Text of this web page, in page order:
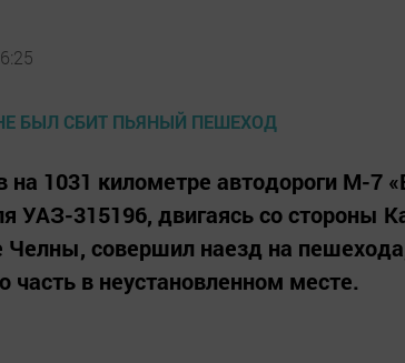
на 1031 километре автодороги М-7
УАЗ-315196, двигаясь со стороны
совершил наезд на
часть в неустановленном месте.